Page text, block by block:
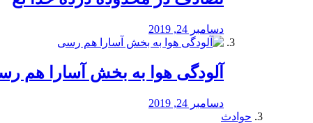
دسامبر 24, 2019
آلودگی هوا به بخش آسارا هم
دسامبر 24, 2019
حوادث